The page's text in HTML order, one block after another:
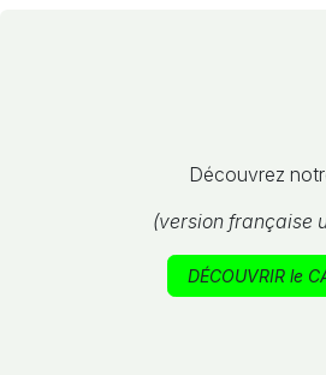
Découvrez
(version française
DÉCOUVRIR le